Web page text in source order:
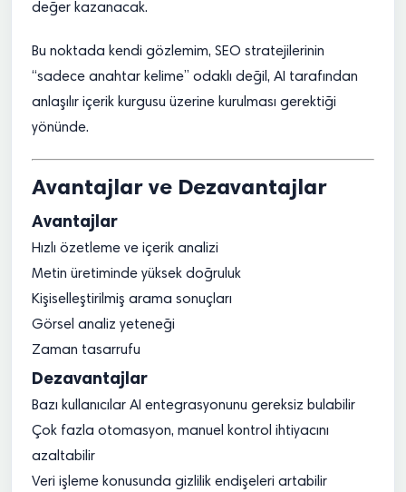
değer kazanacak.
Bu noktada kendi gözlemim, SEO stratejilerinin
“sadece anahtar kelime” odaklı değil, AI tarafından
anlaşılır içerik kurgusu üzerine kurulması gerektiği
yönünde.
Avantajlar ve Dezavantajlar
Avantajlar
Hızlı özetleme ve içerik analizi
Metin üretiminde yüksek doğruluk
Kişiselleştirilmiş arama sonuçları
Görsel analiz yeteneği
Zaman tasarrufu
Dezavantajlar
Bazı kullanıcılar AI entegrasyonunu gereksiz bulabilir
Çok fazla otomasyon, manuel kontrol ihtiyacını
azaltabilir
Veri işleme konusunda gizlilik endişeleri artabilir